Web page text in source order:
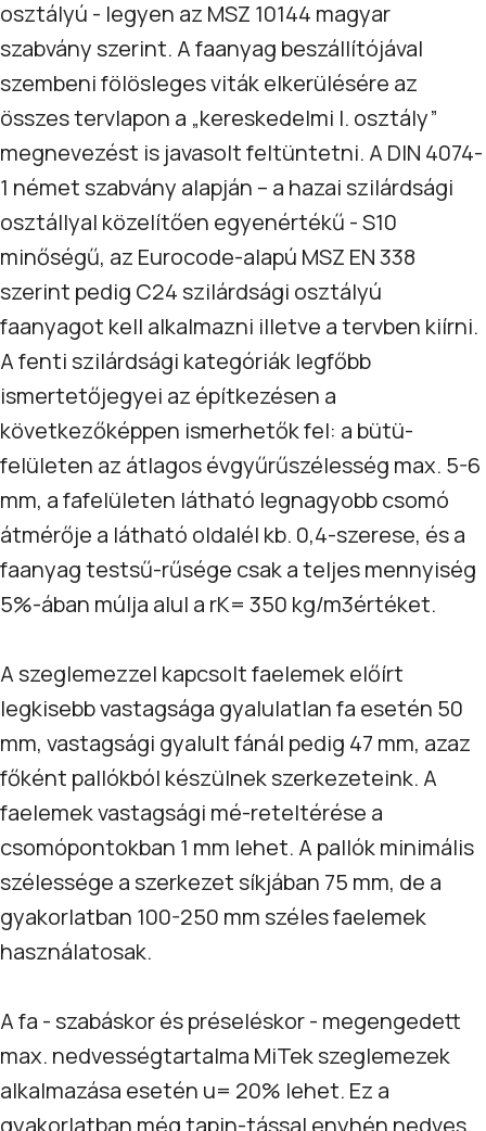
osztályú - legyen az MSZ 10144 magyar
szabvány szerint. A faanyag beszállítójával
szembeni fölösleges viták elkerülésére az
összes tervlapon a „kereskedelmi I. osztály”
megnevezést is javasolt feltüntetni. A DIN 4074-
1 német szabvány alapján – a hazai szilárdsági
osztállyal közelítően egyenértékű - S10
minőségű, az Eurocode-alapú MSZ EN 338
szerint pedig C24 szilárdsági osztályú
faanyagot kell alkalmazni illetve a tervben kiírni.
A fenti szilárdsági kategóriák legfőbb
ismertetőjegyei az építkezésen a
következőképpen ismerhetők fel: a bütü-
felületen az átlagos évgyűrűszélesség max. 5-6
mm, a fafelületen látható legnagyobb csomó
átmérője a látható oldalél kb. 0,4-szerese, és a
faanyag testsű-rűsége csak a teljes mennyiség
5%-ában múlja alul a rK= 350 kg/m3értéket.
A szeglemezzel kapcsolt faelemek előírt
legkisebb vastagsága gyalulatlan fa esetén 50
mm, vastagsági gyalult fánál pedig 47 mm, azaz
főként pallókból készülnek szerkezeteink. A
faelemek vastagsági mé-reteltérése a
csomópontokban 1 mm lehet. A pallók minimális
szélessége a szerkezet síkjában 75 mm, de a
gyakorlatban 100-250 mm széles faelemek
használatosak.
A fa - szabáskor és préseléskor - megengedett
max. nedvességtartalma MiTek szeglemezek
alkalmazása esetén u= 20% lehet. Ez a
gyakorlatban még tapin-tással enyhén nedves,